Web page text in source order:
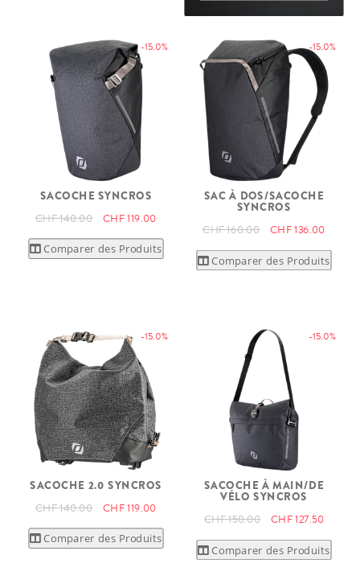
-15.0%
SACOCHE SYNCROS
CHF 140.00 CHF 119.00
Comparer des Produits
-15.0%
SAC À DOS/SACOCHE
SYNCROS
CHF 160.00 CHF 136.00
Comparer des Produits
-15.0%
SACOCHE 2.0 SYNCROS
CHF 140.00 CHF 119.00
Comparer des Produits
-15.0%
SACOCHE À MAIN/DE
VÉLO SYNCROS
CHF 150.00 CHF 127.50
Comparer des Produits